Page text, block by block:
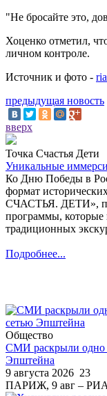
"Не бросайте это,
Хоценко отметил,
личном контроле.
Источник и фото -
предыдущая новость
вверх
Точка Счастья Дети
Уникальные
Ко Дню Победы в
формат
СЧАСТЬЯ. ДЕТИ»,
программы, которые
традиционных
Подробнее...
Общество
СМИ раскрыли одно
Эпштейна
9 августа 2026 23
ПАРИЖ, 9 авг – РИА